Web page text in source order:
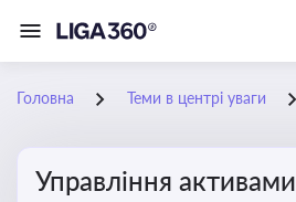
Головна Теми в центрі уваги
Управління активами